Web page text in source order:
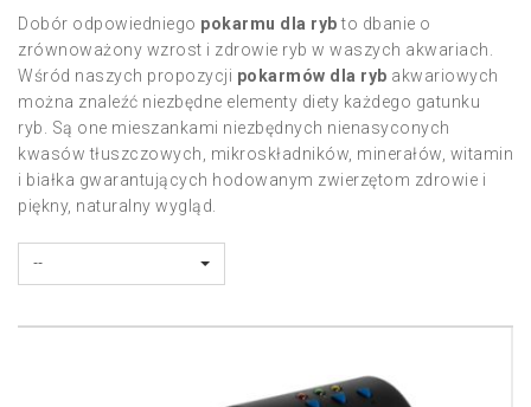
Dobór odpowiedniego pokarmu dla rybto dbanie o
zrównoważony wzrost i zdrowie ryb w waszych akwariach.
Wśród naszych propozycji pokarmów dla ryb akwariowych
można znaleźć niezbędne elementy diety każdego gatunku
ryb. Są one mieszankami niezbędnych nienasyconych
kwasów tłuszczowych, mikroskładników, minerałów, witamin
i białka gwarantujących hodowanym zwierzętom zdrowie i
piękny, naturalny wygląd.
--